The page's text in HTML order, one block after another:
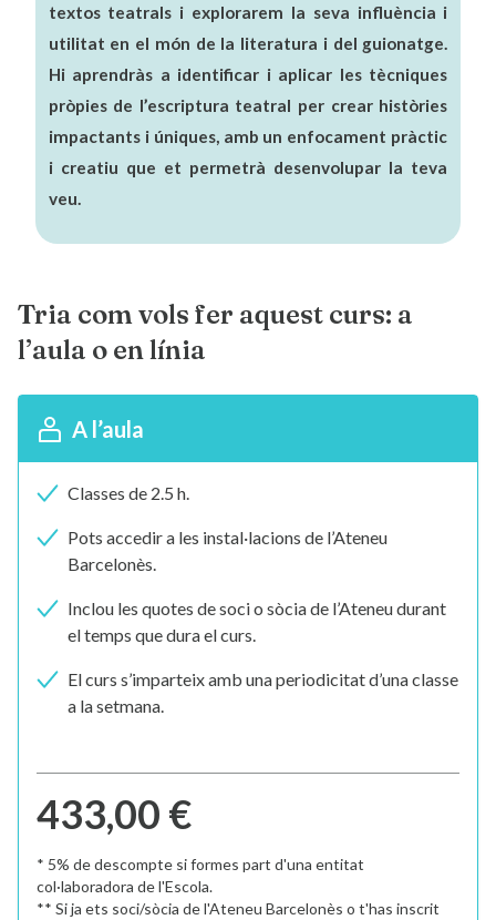
textos teatrals i explorarem la seva influència i
utilitat en el món de la literatura i del guionatge.
Hi aprendràs a identificar i aplicar les tècniques
pròpies de l’escriptura teatral per crear històries
impactants i úniques, amb un enfocament pràctic
i creatiu que et permetrà desenvolupar la teva
veu.
Tria com vols fer aquest curs: a
l’aula o en línia
A l’aula
Classes de 2.5 h.
Pots accedir a les instal·lacions de l’Ateneu
Barcelonès.
Inclou les quotes de soci o sòcia de l’Ateneu durant
el temps que dura el curs.
El curs s’imparteix amb una periodicitat d’una classe
a la setmana.
433,00 €
* 5% de descompte si formes part d'una entitat
col·laboradora de l'Escola.
** Si ja ets soci/sòcia de l'Ateneu Barcelonès o t'has inscrit